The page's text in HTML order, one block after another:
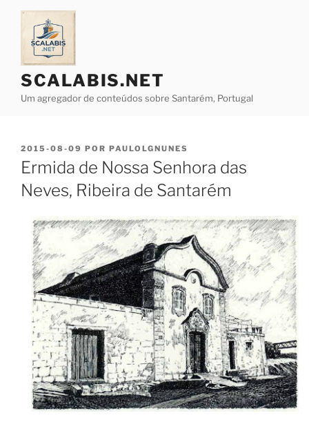
Saltar
conteúdo
SCALABIS.NET
Um agregador de conteúdos sobre Santarém, Portugal
PUBLICADO
EM
2015-08-09 POR PAULOLGNUNES
Ermida de Nossa Senhora das
Neves, Ribeira de Santarém